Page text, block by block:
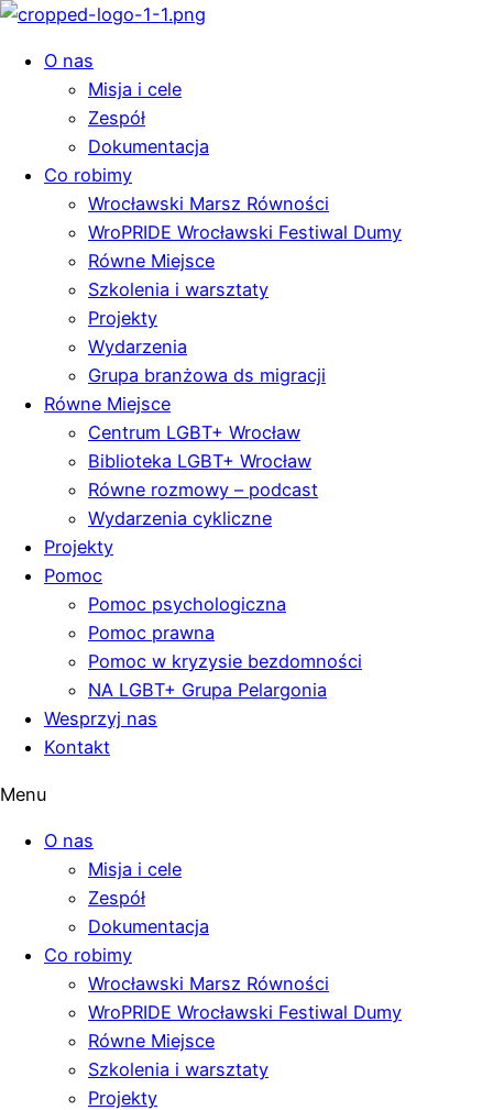
O nas
Misja i cele
Zespół
Dokumentacja
Co robimy
Wrocławski Marsz Równości
WroPRIDE Wrocławski Festiwal Dumy
Równe Miejsce
Szkolenia i warsztaty
Projekty
Wydarzenia
Grupa branżowa ds migracji
Równe Miejsce
Centrum LGBT+ Wrocław
Biblioteka LGBT+ Wrocław
Równe rozmowy – podcast
Wydarzenia cykliczne
Projekty
Pomoc
Pomoc psychologiczna
Pomoc prawna
Pomoc w kryzysie bezdomności
NA LGBT+ Grupa Pelargonia
Wesprzyj nas
Kontakt
Menu
O nas
Misja i cele
Zespół
Dokumentacja
Co robimy
Wrocławski Marsz Równości
WroPRIDE Wrocławski Festiwal Dumy
Równe Miejsce
Szkolenia i warsztaty
Projekty